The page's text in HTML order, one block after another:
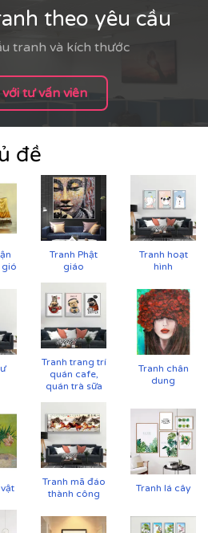
liệu canvas công nghệ in
theo yêu cầu
tranh và kích thước
tư vấn viên
đề
gió
Tranh Phật
giáo
Tranh hoạt
hình
Tranh trang trí
quán cafe,
quán trà sữa
Tranh chân
dung
Tranh mã đáo
thành công
Tranh lá cây